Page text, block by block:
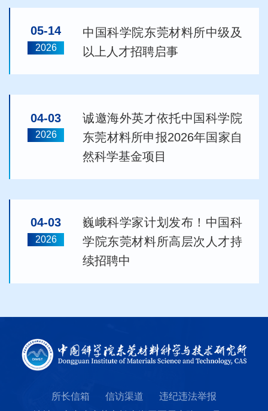
05-14
2026
中国科学院东莞材料所中级及
以上人才招聘启事
04-03
2026
诚邀海外英才依托中国科学院
东莞材料所申报2026年国家自
然科学基金项目
04-03
2026
巍峨科学家计划发布！中国科
学院东莞材料所高层次人才持
续招聘中
所长信箱 信访渠道
违纪违法举报